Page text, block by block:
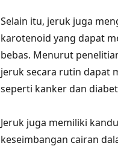
Selain itu, jeruk juga
karotenoid yang dapat
bebas. Menurut
jeruk secara rutin dapat
seperti kanker dan
Jeruk juga memiliki
keseimbangan cairan